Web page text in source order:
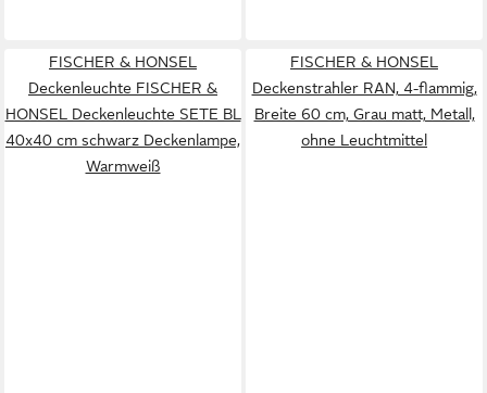
FISCHER & HONSEL
Deckenleuchte FISCHER &
HONSEL Deckenleuchte SETE BL
40x40 cm schwarz Deckenlampe,
Warmweiß
FISCHER & HONSEL
Deckenstrahler RAN, 4-flammig,
Breite 60 cm, Grau matt, Metall,
ohne Leuchtmittel